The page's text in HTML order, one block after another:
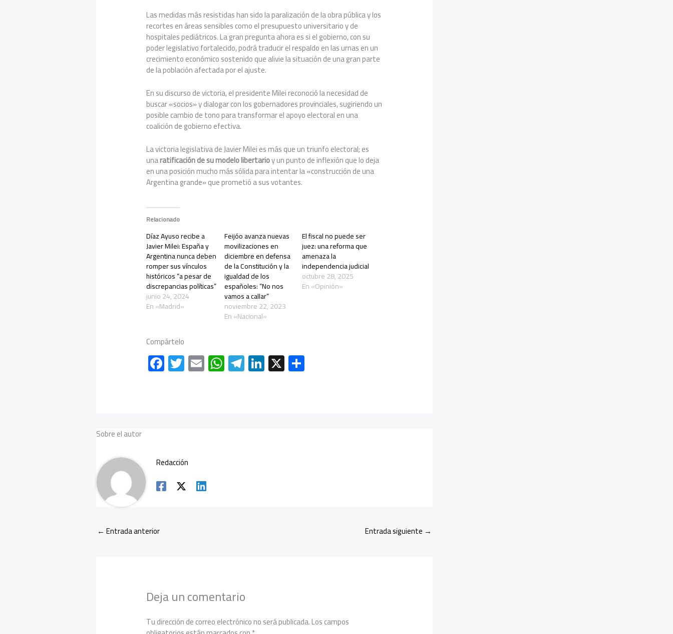
Las medidas más resistidas han sido la paralización de la obra pública y los
recortes en áreas sensibles como el presupuesto universitario y de
hospitales pediátricos. La gran pregunta ahora es si el gobierno, con su
poder legislativo fortalecido, podrá traducir el respaldo en las urnas en un
crecimiento económico sostenido que alivie la situación de una gran parte
de la población afectada por el ajuste.
En su discurso de victoria, el presidente Milei reconoció la necesidad de
buscar «socios» y dialogar con los gobernadores provinciales, sugiriendo un
posible cambio de tono para transformar el apoyo electoral en una
coalición de gobierno efectiva.
La victoria legislativa de Javier Milei es más que un triunfo electoral; es
unaratificación de su modelo libertarioy un punto de inflexión que lo deja
en una posición mucho más sólida para intentar la «construcción de una
Argentina grande» que prometió a sus votantes.
Relacionado
Díaz Ayuso recibe a
Javier Milei: España y
Argentina nunca deben
romper sus vínculos
históricos “a pesar de
discrepancias políticas”
junio 24, 2024
En «Madrid»
Feijóo avanza nuevas
movilizaciones en
diciembre en defensa
de la Constitución y la
igualdad de los
españoles: “No nos
vamos a callar”
noviembre 22, 2023
En «Nacional»
El fiscal no puede ser
juez: una reforma que
amenaza la
independencia judicial
octubre 28, 2025
En «Opinión»
Compártelo
F
ac
T
wi
E
m
W
h
Te
le
Li
nk
X
Sobre el autor
Redacción
← Entrada anterior Entrada siguiente →
Deja un comentario
Tu dirección de correo electrónico no será publicada.Los campos